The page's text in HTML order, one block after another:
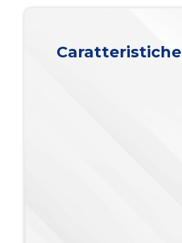
Caratteristiche